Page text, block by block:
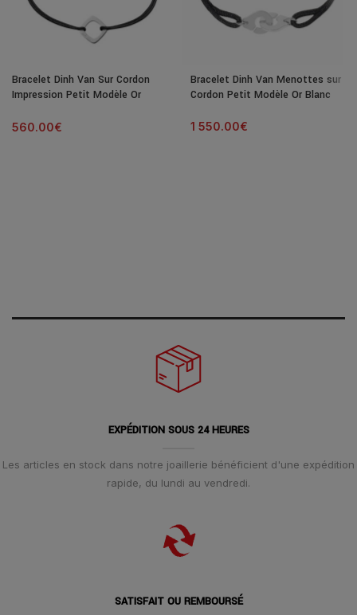
Bracelet Dinh Van Sur Cordon
Impression Petit Modèle Or
560.00€
Bracelet Dinh Van Menottes sur
Cordon Petit Modèle Or Blanc
1 550.00€
EXPÉDITION SOUS 24 HEURES
Les articles en stock dans notre joaillerie bénéficient d'une expédition
rapide, du lundi au vendredi.
SATISFAIT OU REMBOURSÉ